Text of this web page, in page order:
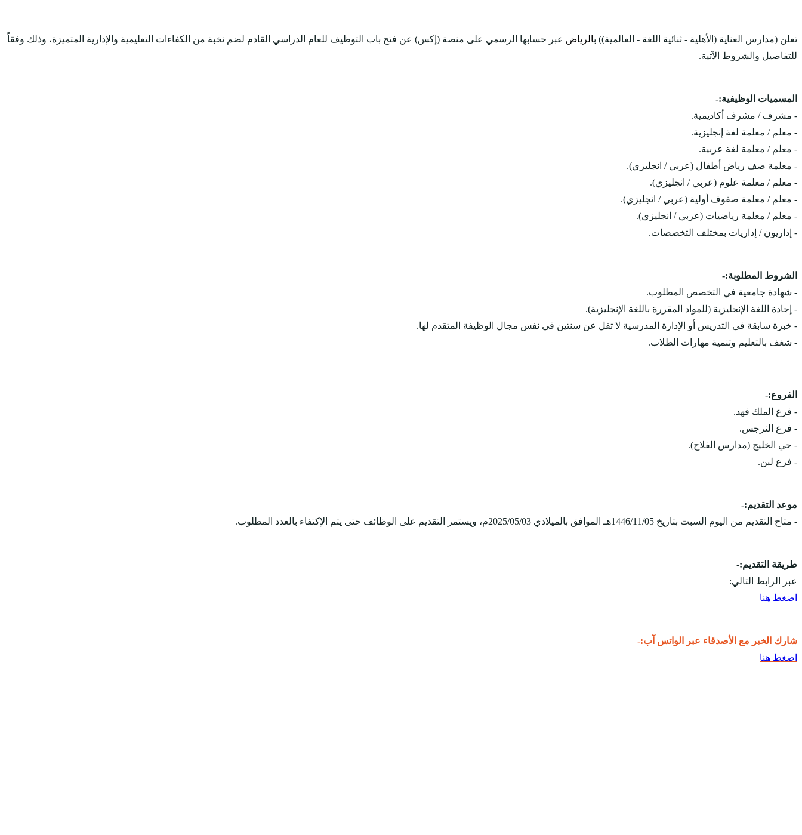
تعلن (مدارس العناية (الأهلية - ثنائية اللغة - العالمية)) بالرياض عبر حسابها الرسمي على منصة (إكس) عن فتح باب التوظيف للعام الدراسي القادم لضم نخبة من الكفاءات التعليمية والإدارية المتميزة، وذلك وفقاً
للتفاصيل والشروط الآتية.
المسميات الوظيفية:-
- مشرف / مشرف أكاديمية.
- معلم / معلمة لغة إنجليزية.
- معلم / معلمة لغة عربية.
- معلمة صف رياض أطفال (عربي / انجليزي).
- معلم / معلمة علوم (عربي / انجليزي).
- معلم / معلمة صفوف أولية (عربي / انجليزي).
- معلم / معلمة رياضيات (عربي / انجليزي).
- إداريون / إداريات بمختلف التخصصات.
الشروط المطلوبة:-
- شهادة جامعية في التخصص المطلوب.
- إجادة اللغة الإنجليزية (للمواد المقررة باللغة الإنجليزية).
- خبرة سابقة في التدريس أو الإدارة المدرسية لا تقل عن سنتين في نفس مجال الوظيفة المتقدم لها.
- شغف بالتعليم وتنمية مهارات الطلاب.
الفروع:-
- فرع الملك فهد.
- فرع النرجس.
- حي الخليج (مدارس الفلاح).
- فرع لبن.
موعد التقديم:-
- متاح التقديم من اليوم السبت بتاريخ 1446/11/05هـ الموافق بالميلادي 2025/05/03م، ويستمر التقديم على الوظائف حتى يتم الإكتفاء بالعدد المطلوب.
طريقة التقديم:-
عبر الرابط التالي:
اضغط هنا
شارك الخبر مع الأصدقاء عبر الواتس آب:-
اضغط هنا